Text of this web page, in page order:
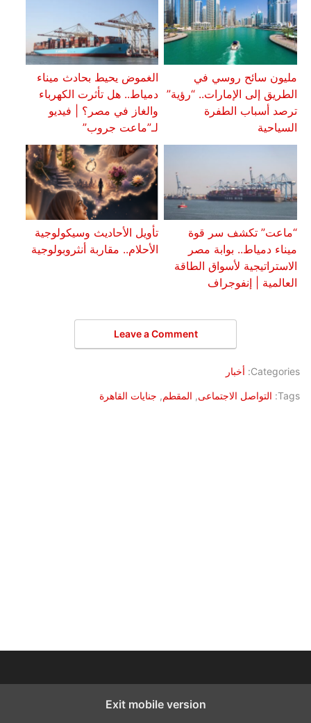
مليون سائح روسي في
الطريق إلى الإمارات.. “رؤية”
ترصد أسباب الطفرة
السياحية
الغموض يحيط بحادث ميناء
دمياط.. هل تأثرت الكهرباء
والغاز في مصر؟ | فيديو
لـ”ماعت جروب”
“ماعت” تكشف سر قوة
ميناء دمياط.. بوابة مصر
الاستراتيجية لأسواق الطاقة
العالمية | إنفوجراف
تأويل الأحاديث وسيكولوجية
الأحلام.. مقاربة أنثروبولوجية
Leave a Comment
Categories: أخبار
Tags: التواصل الاجتماعى, المقطم, جنايات القاهرة
Exit mobile version